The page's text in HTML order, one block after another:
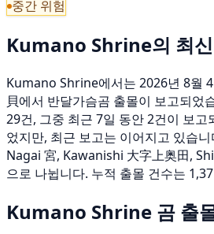
중간 위험
Kumano Shrine의 최
Kumano Shrine에서는 2026년 8월
貝에서 반달가슴곰 출몰이 보고되었
29건, 그중 최근 7일 동안 2건이 보고
었지만, 최근 보고는 이어지고 있습
Nagai 宮, Kawanishi 大字上奥田,
으로 나뉩니다. 누적 출몰 건수는
Kumano Shrine 곰 출